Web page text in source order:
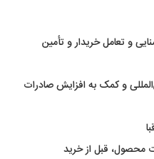
و تعامل خریدار و تأمین
و کمک به افزایش صادرات
محصول، قبل از خرید